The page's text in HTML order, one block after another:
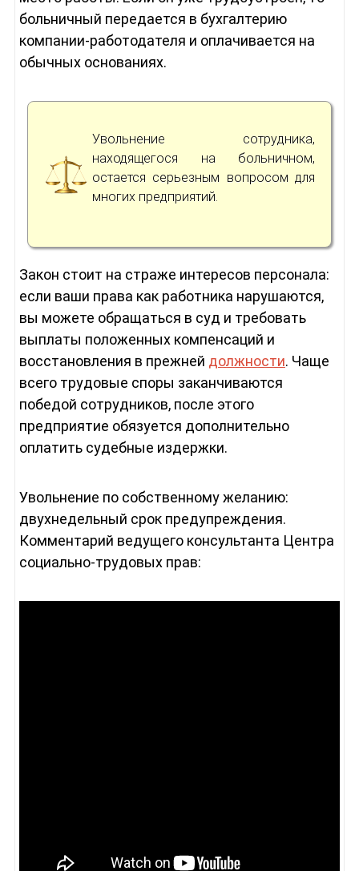
больничный передается в бухгалтерию
компании-работодателя и оплачивается на
обычных основаниях.
Увольнение сотрудника,
находящегося на больничном,
остается серьезным вопросом для
многих предприятий.
Закон стоит на страже интересов персонала:
если ваши права как работника нарушаются,
вы можете обращаться в суд и требовать
выплаты положенных компенсаций и
восстановления в прежней должности. Чаще
всего трудовые споры заканчиваются
победой сотрудников, после этого
предприятие обязуется дополнительно
оплатить судебные издержки.
Увольнение по собственному желанию:
двухнедельный срок предупреждения.
Комментарий ведущего консультанта Центра
социально-трудовых прав: